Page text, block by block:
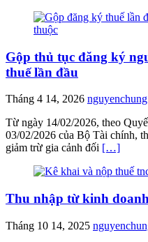
Gộp thủ tục đăng ký
thuế lần đầu
Tháng 4 14, 2026 nguyenchung
Từ ngày 14/02/2026, theo
03/02/2026 của Bộ Tài chính,
giảm trừ gia cảnh đối […]
Thu nhập từ kinh
Tháng 10 14, 2025